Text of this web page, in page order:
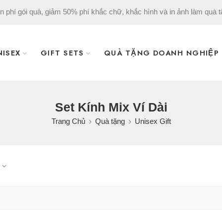
phí gói quà, giảm 50% phí khắc chữ, khắc hình và in ảnh làm quà
GIFT SETS QUÀ TẶNG DOANH NGHIỆP
Set Kính Mix Ví Dài
Trang Chủ Quà tặng Unisex Gift